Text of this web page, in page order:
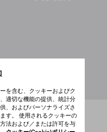
を含む、クッキーおよびク
適切な機能の提供、統計分
、およびパーソナライズさ
す。 使用されるクッキーの
法および／または許可を与
Paradoxe EDP 50ml
¥ 19,800